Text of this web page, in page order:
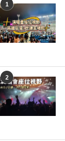
1
2